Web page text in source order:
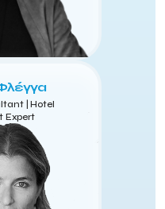
| Hotel
Expert